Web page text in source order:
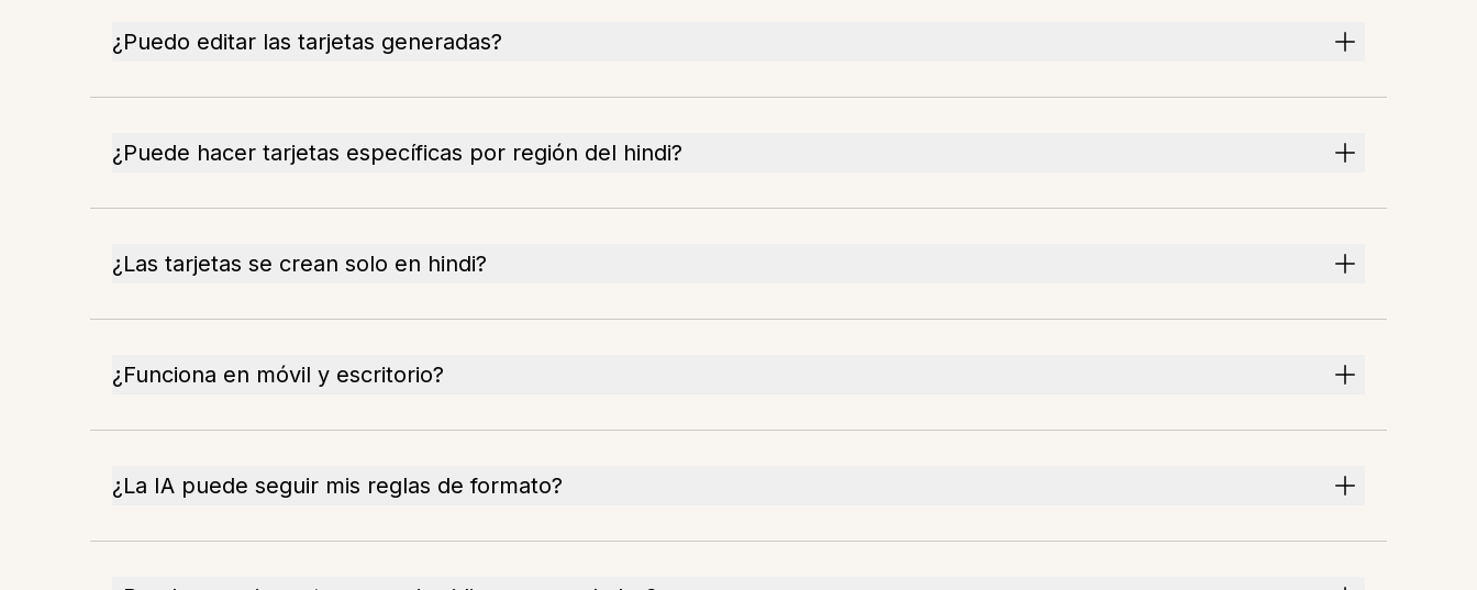
¿Puedo editar las tarjetas generadas?
¿Puede hacer tarjetas específicas por región del hindi?
¿Las tarjetas se crean solo en hindi?
¿Funciona en móvil y escritorio?
¿La IA puede seguir mis reglas de formato?